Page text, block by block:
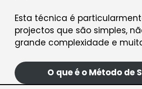
Esta técnica é
projectos que são simples,
grande complexidade e
O que é o Método de